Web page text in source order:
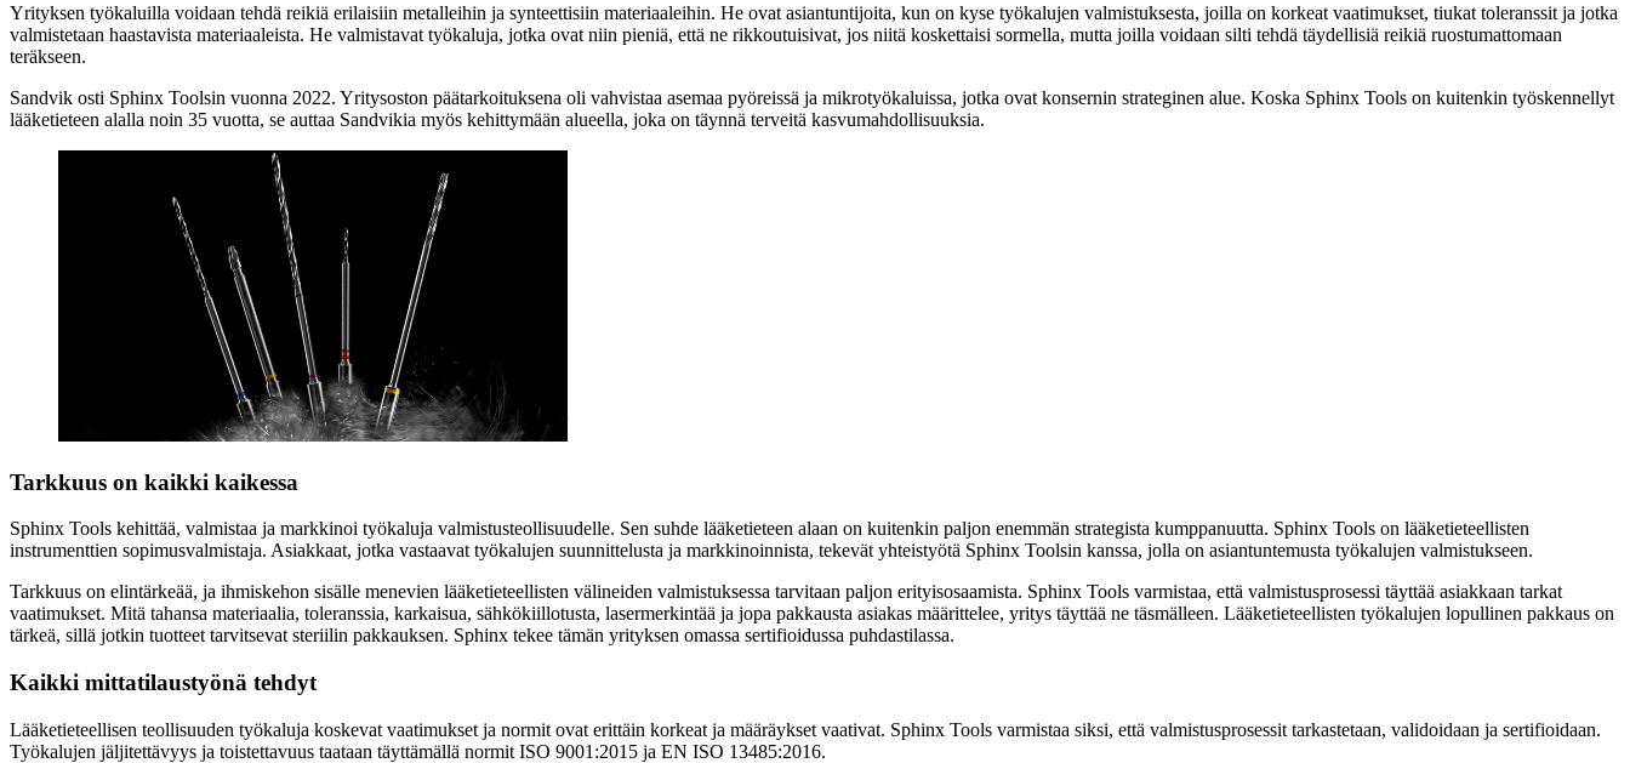
Yrityksen työkaluilla voidaan tehdä reikiä erilaisiin metalleihin ja synteettisiin materiaaleihin. He ovat asiantuntijoita, kun on kyse työkalujen valmistuksesta, joilla on korkeat vaatimukset, tiukat toleranssit ja jotka
valmistetaan haastavista materiaaleista. He valmistavat työkaluja, jotka ovat niin pieniä, että ne rikkoutuisivat, jos niitä koskettaisi sormella, mutta joilla voidaan silti tehdä täydellisiä reikiä ruostumattomaan
teräkseen.
Sandvik osti Sphinx Toolsin vuonna 2022. Yritysoston päätarkoituksena oli vahvistaa asemaa pyöreissä ja mikrotyökaluissa, jotka ovat konsernin strateginen alue. Koska Sphinx Tools on kuitenkin työskennellyt
lääketieteen alalla noin 35 vuotta, se auttaa Sandvikia myös kehittymään alueella, joka on täynnä terveitä kasvumahdollisuuksia.
Tarkkuus on kaikki kaikessa
Sphinx Tools kehittää, valmistaa ja markkinoi työkaluja valmistusteollisuudelle. Sen suhde lääketieteen alaan on kuitenkin paljon enemmän strategista kumppanuutta. Sphinx Tools on lääketieteellisten
instrumenttien sopimusvalmistaja. Asiakkaat, jotka vastaavat työkalujen suunnittelusta ja markkinoinnista, tekevät yhteistyötä Sphinx Toolsin kanssa, jolla on asiantuntemusta työkalujen valmistukseen.
Tarkkuus on elintärkeää, ja ihmiskehon sisälle menevien lääketieteellisten välineiden valmistuksessa tarvitaan paljon erityisosaamista. Sphinx Tools varmistaa, että valmistusprosessi täyttää asiakkaan tarkat
vaatimukset. Mitä tahansa materiaalia, toleranssia, karkaisua, sähkökiillotusta, lasermerkintää ja jopa pakkausta asiakas määrittelee, yritys täyttää ne täsmälleen. Lääketieteellisten työkalujen lopullinen pakkaus on
tärkeä, sillä jotkin tuotteet tarvitsevat steriilin pakkauksen. Sphinx tekee tämän yrityksen omassa sertifioidussa puhdastilassa.
Kaikki mittatilaustyönä tehdyt
Lääketieteellisen teollisuuden työkaluja koskevat vaatimukset ja normit ovat erittäin korkeat ja määräykset vaativat. Sphinx Tools varmistaa siksi, että valmistusprosessit tarkastetaan, validoidaan ja sertifioidaan.
Työkalujen jäljitettävyys ja toistettavuus taataan täyttämällä normit ISO 9001:2015 ja EN ISO 13485:2016.